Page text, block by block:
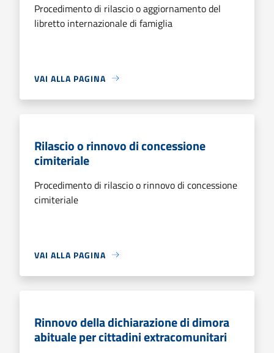
Procedimento di rilascio o aggiornamento del
libretto internazionale di famiglia
VAI ALLA PAGINA
Rilascio o rinnovo di concessione
cimiteriale
Procedimento di rilascio o rinnovo di concessione
cimiteriale
VAI ALLA PAGINA
Rinnovo della dichiarazione di dimora
abituale per cittadini extracomunitari